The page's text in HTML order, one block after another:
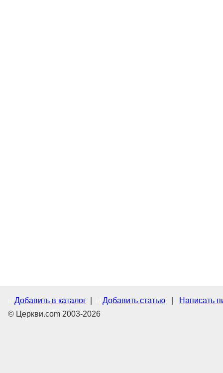
Добавить в каталог Добавить статью
Написать
© Церкви.com 2003-2026